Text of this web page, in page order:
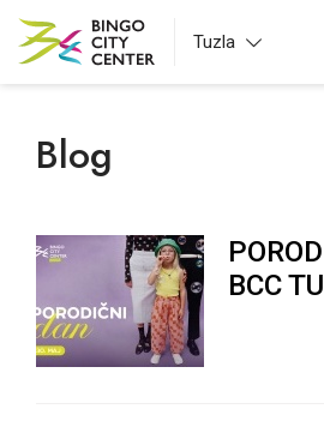
Tuzla
Blog
BCC